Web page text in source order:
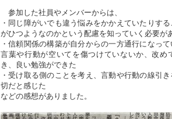
参加した社員やメンバーからは、
・同じ障がいでも違う悩みをかかえていたりす
がひつようなのかという配慮を知っていく必要が
・信頼関係の構築が自分からの一方通行になっ
言葉や行動が空いてを傷つけていないか、改め
き、良い勉強ができた
・受け取る側のことを考え、言動や行動の線引
切だと感じた
などの感想がありました。